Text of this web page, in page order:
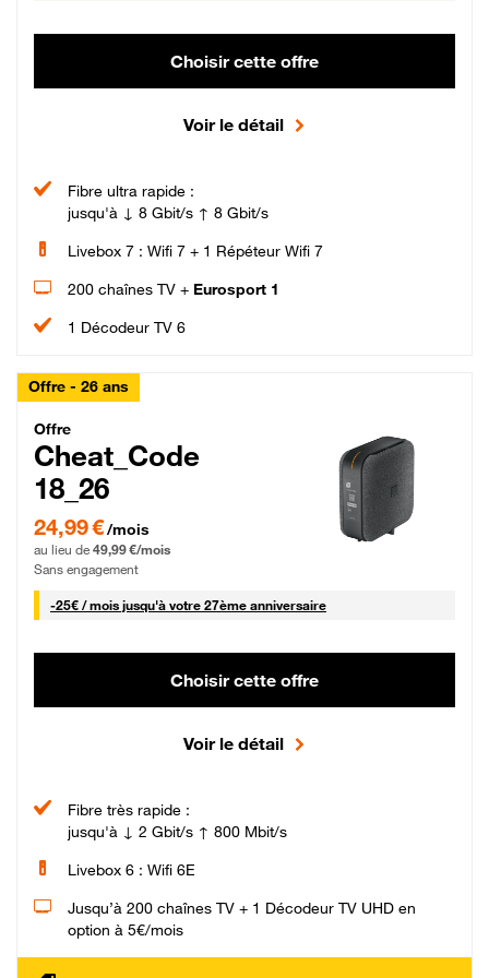
Choisir cette offre
Voir le détail
Fibre ultra rapide :
jusqu'à ↓ 8 Gbit/s ↑ 8 Gbit/s
Livebox 7 : Wifi 7 + 1 Répéteur Wifi 7
200 chaînes TV + Eurosport 1
1 Décodeur TV 6
Offre - 26 ans
Cheat_Code Fibre_18_26
Offre
Cheat_Code
18_26
24,99 € par mois pendant 0 mois puis 49,99 € par mois, Sans engagement
24,99 €/mois
au lieu de 49,99 €/mois
Sans engagement
-25€ / mois25 € par mois
jusqu'à votre 27ème anniversaire
Choisir cette offre
Voir le détail
Fibre très rapide :
jusqu'à ↓ 2 Gbit/s ↑ 800 Mbit/s
Livebox 6 : Wifi 6E
Jusqu’à 200 chaînes TV + 1 Décodeur TV UHD en
option à 5€/mois